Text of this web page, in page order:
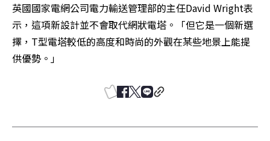
英國國家電網公司電力輸送管理部的主任David Wright表
示，這項新設計並不會取代網狀電塔。「但它是一個新選
擇，T型電塔較低的高度和時尚的外觀在某些地景上能提
供優勢。」